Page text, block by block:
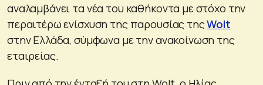
αναλαμβάνει τα νέα του καθήκοντα με στόχο την
περαιτέρω ενίσχυση της παρουσίας τηςWolt
στην Ελλάδα, σύμφωνα με την ανακοίνωση της
εταιρείας.